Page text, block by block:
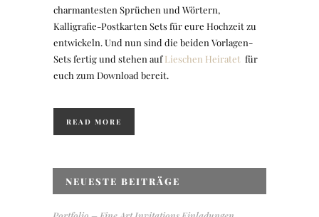
charmantesten Sprüchen und Wörtern,
Kalligrafie-Postkarten Sets für eure Hochzeit zu
entwickeln. Und nun sind die beiden Vorlagen-
Sets fertig und stehen aufLieschen Heiratet für
euch zum Download bereit.
READ MORE
NEUESTE BEITRÄGE